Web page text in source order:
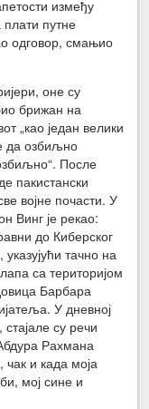
између
путне
одговор, смањио
оне су
брижан на
„као један велики
да озбиљно
После
пакистански
војне почасти. У
Винг је рекао:
до Киберског
тачно на
са територијом
Барбара
У дневној
су речи
Рахмана
чак и када моја
мој сине и